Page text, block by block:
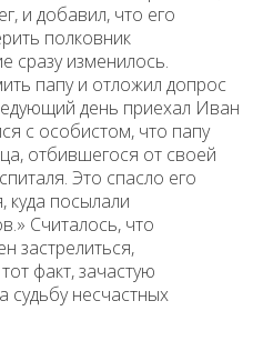
и добавил, что его
полковник
сразу изменилось.
папу и отложил допрос
день приехал Иван
с особистом, что папу
отбившегося от своей
Это спасло его
куда посылали
Считалось, что
застрелиться,
факт, зачастую
судьбу несчастных